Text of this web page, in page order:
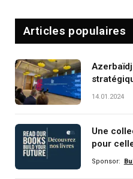
Articles populaires
14.01.2024
Une
pour
Sponsor: